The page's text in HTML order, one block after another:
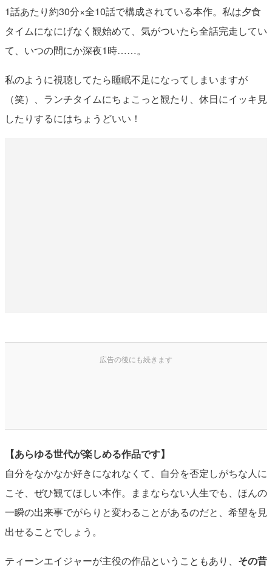
1話あたり約30分×全10話で構成されている本作。私は夕食
タイムになにげなく観始めて、気がついたら全話完走してい
て、いつの間にか深夜1時……。
私のように視聴してたら睡眠不足になってしまいますが
（笑）、ランチタイムにちょこっと観たり、休日にイッキ見
したりするにはちょうどいい！
【あらゆる世代が楽しめる作品です】
自分をなかなか好きになれなくて、自分を否定しがちな人に
こそ、ぜひ観てほしい本作。ままならない人生でも、ほんの
一瞬の出来事でがらりと変わることがあるのだと、希望を見
出せることでしょう。
ティーンエイジャーが主役の作品ということもあり、 その昔